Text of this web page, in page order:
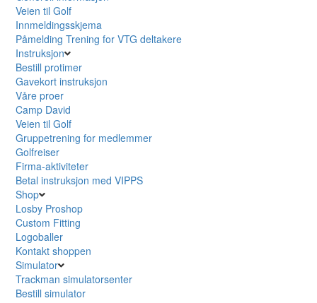
Veien til Golf
Innmeldingsskjema
Påmelding Trening for VTG deltakere
Instruksjon
Bestill protimer
Gavekort instruksjon
Våre proer
Camp David
Veien til Golf
Gruppetrening for medlemmer
Golfreiser
Firma-aktiviteter
Betal instruksjon med VIPPS
Shop
Losby Proshop
Custom Fitting
Logoballer
Kontakt shoppen
Simulator
Trackman simulatorsenter
Bestill simulator